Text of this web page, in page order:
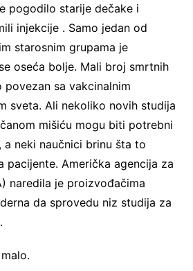
pogodilo starije dečake i
injekcije . Samo jedan od
starosnim grupama je
oseća bolje. Mali broj smrtnih
povezan sa vakcinalnim
sveta. Ali nekoliko novih studija
mišiću mogu biti potrebni
a neki naučnici brinu šta to
pacijente. Američka agencija za
naredila je proizvođačima
da sprovedu niz studija za